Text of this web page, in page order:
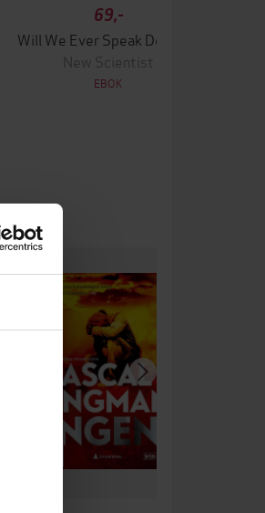
69,-
Will We Ever Speak Dolphin?
New Scientist
EBOK